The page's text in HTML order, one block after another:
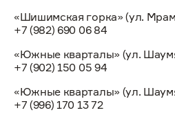
«Шишимская горка» (ул.
+7 (982) 690 06 84
«Южные кварталы» (ул.
+7 (902) 150 05 94
«Южные кварталы» (ул.
+7 (996) 170 13 72